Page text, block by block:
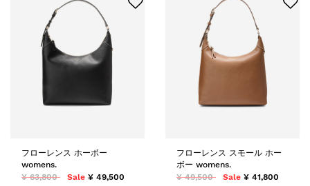
フローレンス ホーボー
womens.
¥ 63,800
Sale ¥ 49,500
フローレンス スモール ホー
ボー womens.
¥ 49,500
Sale ¥ 41,800